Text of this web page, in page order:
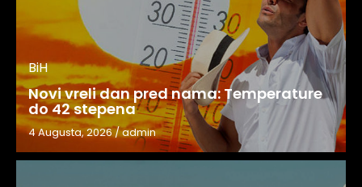
BiH
Novi vreli dan pred nama: Temperature
do 42 stepena
4 Augusta, 2026/admin